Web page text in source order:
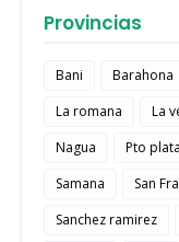
Provincias
Bani Barahona
La romana
La
Nagua
Pto plata
Samana
San
Sanchez ramirez